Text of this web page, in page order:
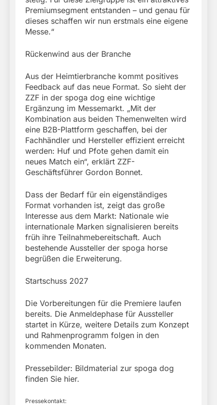
Premiumsegment entstanden – und genau für
dieses schaffen wir nun erstmals eine eigene
Messe.“
Rückenwind aus der Branche
Aus der Heimtierbranche kommt positives
Feedback auf das neue Format. So sieht der
ZZF in der spoga dog eine wichtige
Ergänzung im Messemarkt. „Mit der
Kombination aus beiden Themenwelten wird
eine B2B-Plattform geschaffen, bei der
Fachhändler und Hersteller effizient erreicht
werden: Huf und Pfote gehen damit ein
neues Match ein“, erklärt ZZF-
Geschäftsführer Gordon Bonnet.
Dass der Bedarf für ein eigenständiges
Format vorhanden ist, zeigt das große
Interesse aus dem Markt: Nationale wie
internationale Marken signalisieren bereits
früh ihre Teilnahmebereitschaft. Auch
bestehende Aussteller der spoga horse
begrüßen die Erweiterung.
Startschuss 2027
Die Vorbereitungen für die Premiere laufen
bereits. Die Anmeldephase für Aussteller
startet in Kürze, weitere Details zum Konzept
und Rahmenprogramm folgen in den
kommenden Monaten.
Pressebilder: Bildmaterial zur spoga dog
finden Sie hier.
Pressekontakt: